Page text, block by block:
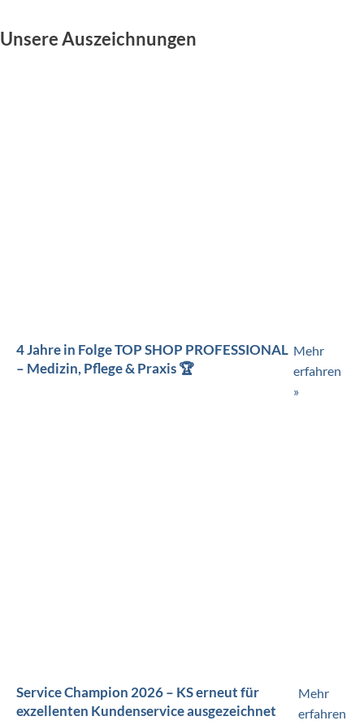
Unsere Auszeichnungen
4 Jahre in Folge TOP SHOP PROFESSIONAL
– Medizin, Pflege & Praxis 🏆
Mehr
erfahren
»
Service Champion 2026 – KS erneut für
exzellenten Kundenservice ausgezeichnet
Mehr
erfahren